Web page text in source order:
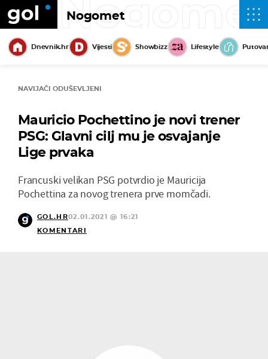
Nogomet
Dnevnik.hr Vijesti Showbizz Lifestyle
NAVIJAČI ODUŠEVLJENI
Mauricio Pochettino je novi trener
PSG: Glavni cilj mu je osvajanje
Lige prvaka
Francuski velikan PSG potvrdio je Mauricija
Pochettina za novog trenera prve momčadi.
GOL.HR02.01.2021 @ 16:21
KOMENTARI